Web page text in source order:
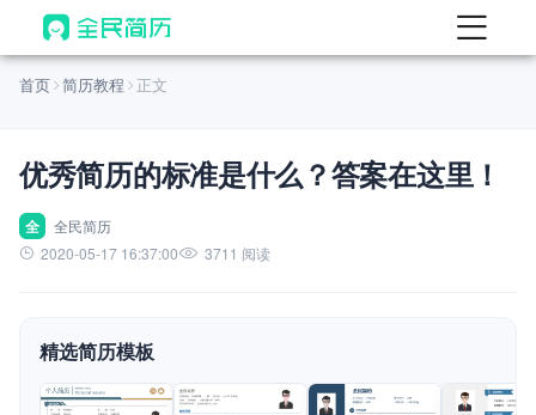
首页
AI 生成简历
AI 优化简历
AI 翻译简历
AI 模拟面试
面试自我介绍
首页 简历教程 正文
优秀简历的标准是什么？答案在这里！
全
全民简历
2020-05-17 16:37:00
3711 阅读
精选简历模板